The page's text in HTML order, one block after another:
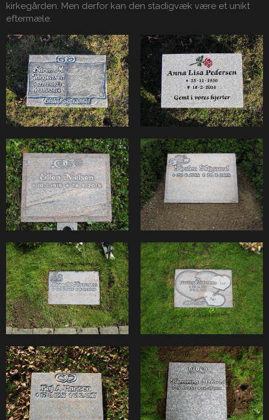
kirkegården. Men derfor kan den stadigvæk være et unikt
eftermæle.